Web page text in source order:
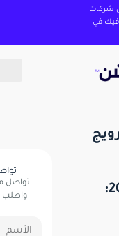
شركات
في
الشرقية 2026:
تواصل
واطلب